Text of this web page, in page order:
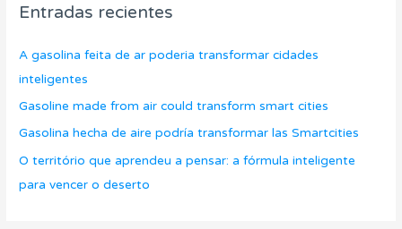
a
p
o
r
:
Entradas recientes
A gasolina feita de ar poderia transformar cidades
inteligentes
Gasoline made from air could transform smart cities
Gasolina hecha de aire podría transformar las Smartcities
O território que aprendeu a pensar: a fórmula inteligente
para vencer o deserto
í
a
s
s